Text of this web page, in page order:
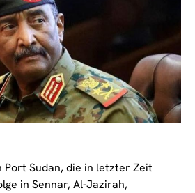
Port Sudan, die in letzter Zeit
in Sennar, Al-Jazirah,